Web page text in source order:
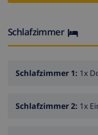
Schlafzimmer
Schlafzimmer 1: 1x
Schlafzimmer 2: 1x